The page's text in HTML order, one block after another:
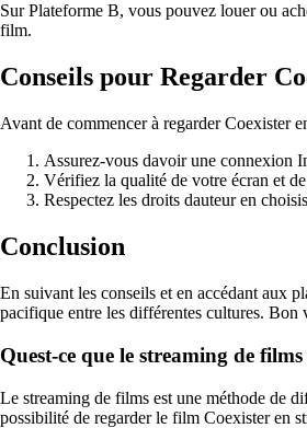
Sur Plateforme B, vous pouvez louer ou
film.
Conseils pour Regarder
Avant de commencer à regarder Coexister
Assurez-vous davoir une connexion
Vérifiez la qualité de votre écran et
Respectez les droits dauteur en
Conclusion
En suivant les conseils et en accédant aux
pacifique entre les différentes cultures. Bon
Quest-ce que le streaming de
Le streaming de films est une méthode de
possibilité de regarder le film Coexister en